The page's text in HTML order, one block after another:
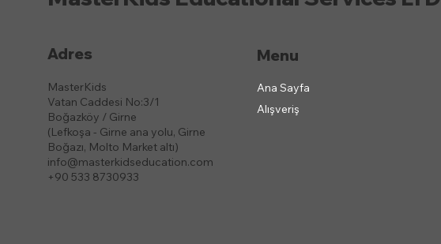
MasterKids
Vatan Caddesi No:3/1
Boğazköy / Girne
(Lefkoşa - Girne ana yolu, Girne
Boğazı, Molto Market altı)
info@masterkidseducation.com
+90 533 8730933
Adres Menu
Ana Sayfa
Alışveriş